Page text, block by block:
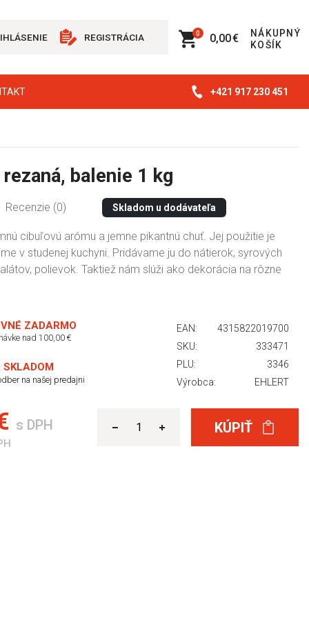
REGISTRÁCIA 0,00 €
NÁKUPNÝ
KOŠÍK
0
+421 917 230 451
balenie 1 kg
Recenzie (0) Skladom u dodávateľa
cibuľovú arómu a jemne pikantnú chuť. Jej použitie je
v studenej kuchyni. Pridávame ju do nátierok, syrových
polievok. Taktiež nám slúži ako dekorácia na rôzne
ZADARMO
nad 100,00 €
SKLADOM
na našej predajni
EAN:
4315822019700
SKU:
333471
PLU:
3346
Výrobca:
EHLERT
s DPH KÚPIŤ